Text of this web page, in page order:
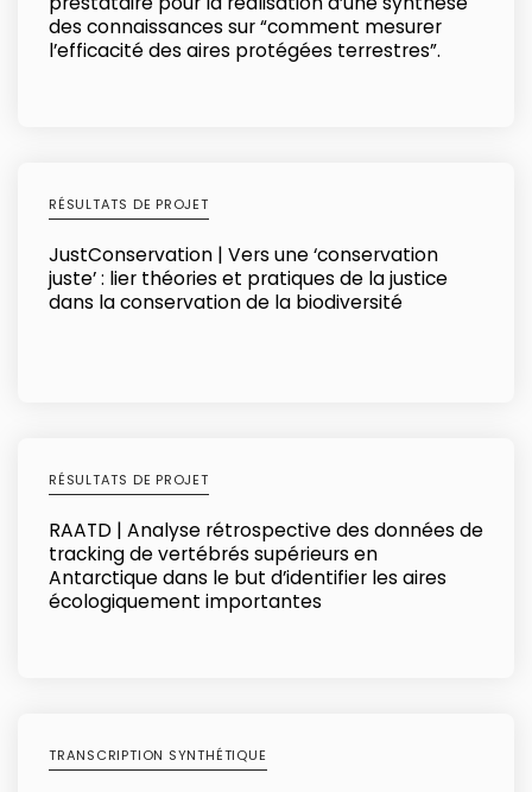
des connaissances sur “comment mesurer
l’efficacité des aires protégées terrestres”.
RÉSULTATS DE PROJET
JustConservation | Vers une ‘conservation
juste’ : lier théories et pratiques de la justice
dans la conservation de la biodiversité
RÉSULTATS DE PROJET
RAATD | Analyse rétrospective des données de
tracking de vertébrés supérieurs en
Antarctique dans le but d’identifier les aires
écologiquement importantes
TRANSCRIPTION SYNTHÉTIQUE